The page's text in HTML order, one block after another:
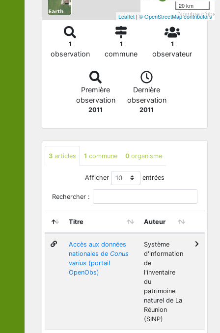
Nombre
20 km
Leaflet | © OpenStreetMap contributors
1
observation
1
commune
1
observateur
Première
observation
2011
Dernière
observation
2011
3 articles 1 commune 0 organisme
Afficher entrées
Rechercher :
Titre Auteur
Accès aux données
nationales de Conus
varius (portail
OpenObs)
Système
d'information
de
l'inventaire
du
patrimoine
naturel de La
Réunion
(SINP)